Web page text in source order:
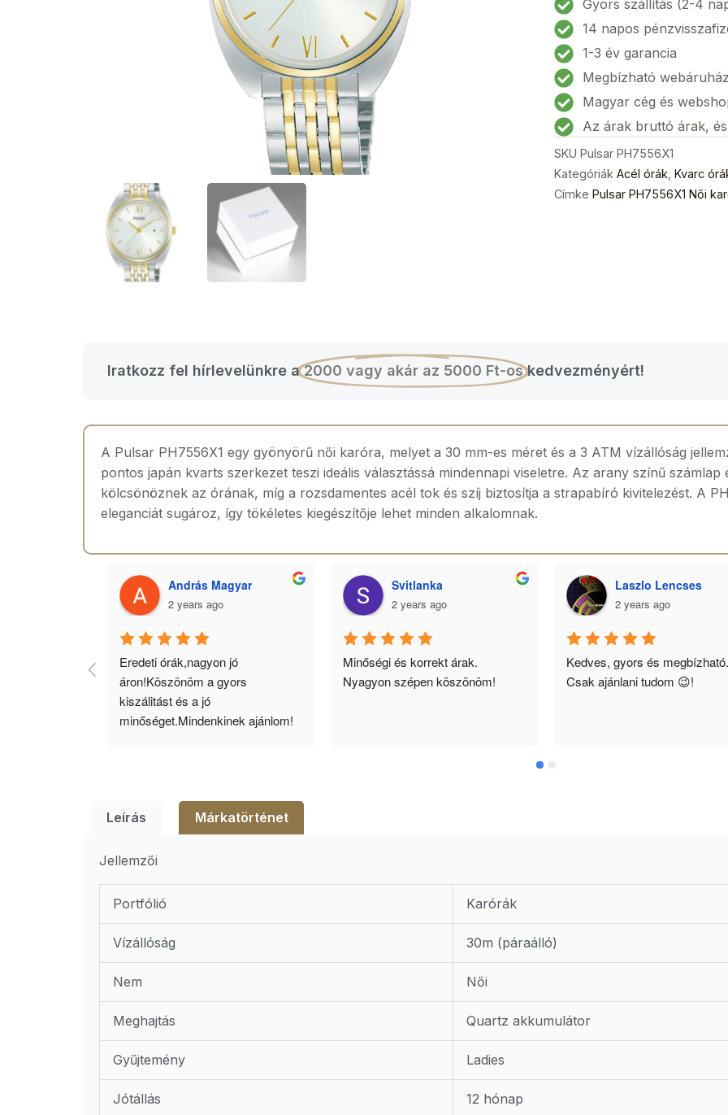
30mm
3ATM
mennyiség
Gyors szállítás (2-4
14 napos
1-3 év garancia
Megbízható webáruház
Magyar cég és
Az árak bruttó árak,
SKU Pulsar PH7556X1
Kategóriák Acél órák Kvarc
Címke Pulsar PH7556X1 Női
Iratkozz fel hírlevelünkre a2000 vagy akár az 5000 Ft-os kedvezményért!
A Pulsar PH7556X1 egy gyönyörű női karóra, melyet a 30 mm-es méret és a 3 ATM vízállóság
pontos japán kvarts szerkezet teszi ideális választássá mindennapi viseletre. Az arany színű számlap
kölcsönöznek az órának, míg a rozsdamentes acél tok és szíj biztosítja a strapabíró kivitelezést. A
eleganciát sugároz, így tökéletes kiegészítője lehet minden alkalomnak.
András Magyar
2 years ago
Eredeti órák,nagyon jó
áron!Köszönöm a gyors
kiszálitást és a jó
minőséget.Mindenkinek ajánlom!
Svitlanka
2 years ago
Minőségi és korrekt árak.
Nyagyon szépen köszönöm!
Laszlo Lencses
2 years ago
Kedves, gyors és megbízható.
Csak ajánlani tudom 😉!
Leírás Márkatörténet
Jellemzői
Portfólió Karórák
Vízállóság 30m (páraálló)
Nem Női
Meghajtás Quartz akkumulátor
Gyűjtemény Ladies
Jótállás 12 hónap